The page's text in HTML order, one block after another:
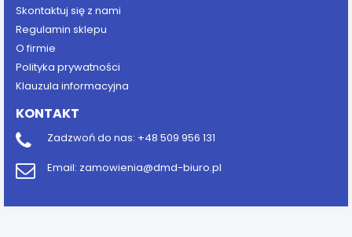
Skontaktuj się z nami
Regulamin sklepu
O firmie
Polityka prywatności
Klauzula informacyjna
KONTAKT
Zadzwoń do nas: +48 509 956 131
Email: zamowienia@dmd-biuro.pl